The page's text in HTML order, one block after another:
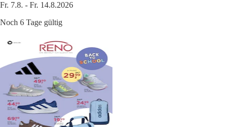
Fr. 7.8. - Fr. 14.8.2026
Noch 6 Tage gültig